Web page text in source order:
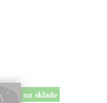
na sklade